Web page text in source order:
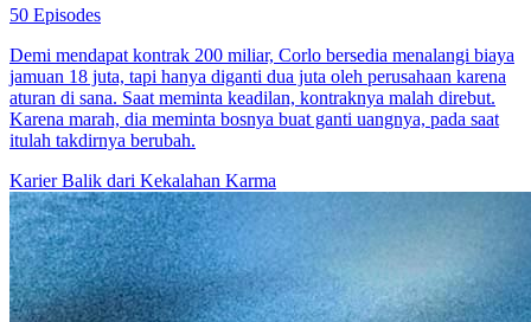
50 Episodes
Demi mendapat kontrak 200 miliar, Corlo bersedia menalangi biaya
jamuan 18 juta, tapi hanya diganti dua juta oleh perusahaan karena
aturan di sana. Saat meminta keadilan, kontraknya malah direbut.
Karena marah, dia meminta bosnya buat ganti uangnya, pada saat
itulah takdirnya berubah.
KarierBalik dari Kekalahan Karma